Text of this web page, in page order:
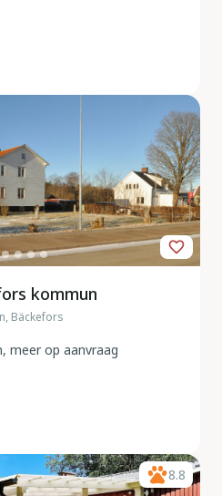
kommun
Bäckefors
meer op aanvraag
8.8